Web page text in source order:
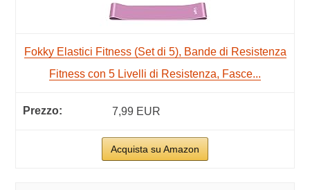
Fokky Elastici Fitness (Set di 5), Bande di Resistenza
Fitness con 5 Livelli di Resistenza, Fasce...
7,99 EUR
Acquista su Amazon